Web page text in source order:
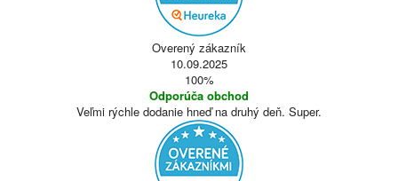
Overený zákazník
10.09.2025
100%
Odporúča obchod
Veľmi rýchle dodanie hneď na druhý deň. Super.